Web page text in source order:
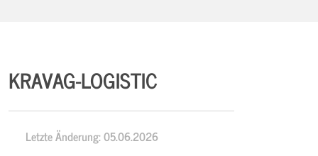
KRAVAG-LOGISTIC
Letzte Änderung: 05.06.2026